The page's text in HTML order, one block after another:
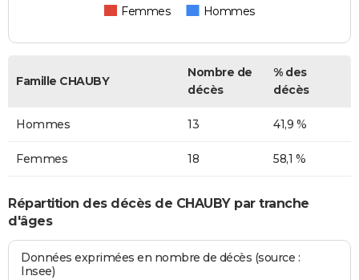
Femmes Hommes
Famille CHAUBY
Nombre de
décès
% des
décès
Hommes 13 41,9 %
Femmes 18 58,1 %
Répartition des décès de CHAUBY par tranche
d'âges
Données exprimées en nombre de décès (source :
Insee)